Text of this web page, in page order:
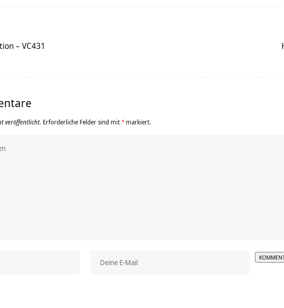
– VC431
veröffentlicht. Erforderliche Felder sind mit* markiert.